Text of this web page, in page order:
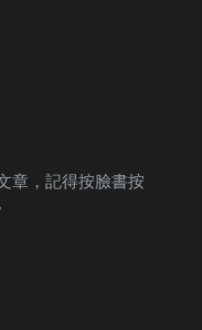
章，記得按臉書按